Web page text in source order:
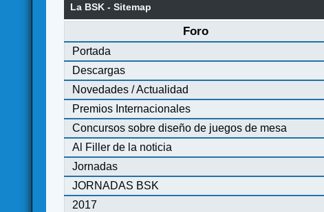
La BSK - Sitemap
Foro
Portada
Descargas
Novedades / Actualidad
Premios Internacionales
Concursos sobre diseño de juegos de mesa
Al Filler de la noticia
Jornadas
JORNADAS BSK
2017